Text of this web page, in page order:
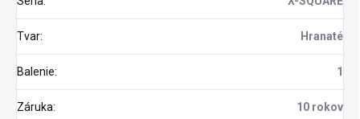
Tvar: Hranaté
Balenie: 1
Záruka: 10 rokov